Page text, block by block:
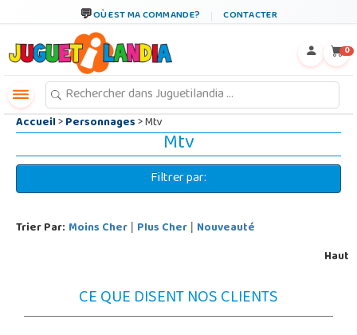
OÙ EST MA COMMANDE? CONTACTER
0
Accueil>Personnages> Mtv
Mtv
Filtrer par:
Trier Par: Moins Cher | Plus Cher | Nouveauté
Haut
CE QUE DISENT NOS CLIENTS